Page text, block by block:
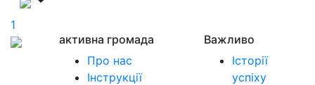
1
активна громада
Про нас
Інструкції
Важливо
Історії
успіху